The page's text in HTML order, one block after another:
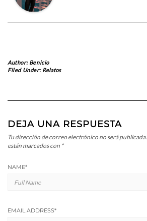
Author: Benicio
Filed Under: Relatos
DEJA UNA RESPUESTA
Tu dirección de correo electrónico no será publicada.
están marcados con *
NAME*
EMAIL ADDRESS*